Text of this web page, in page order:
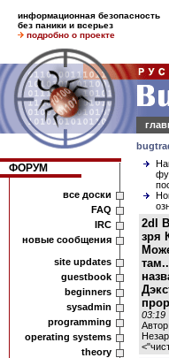
информационная безопасность
без паники и всерьез
подробно о проекте
ФОРУМ
все доски
FAQ
IRC
новые сообщения
site updates
guestbook
beginners
sysadmin
programming
operating systems
theory
2dl
зря
03:19
<